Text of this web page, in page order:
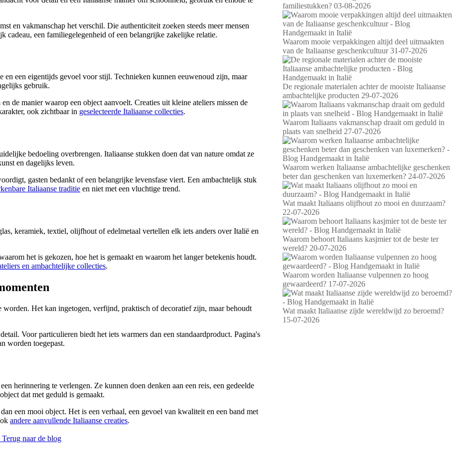
en vakmanschap het verschil. Die authenticiteit zoeken steeds meer mensen
cadeau, een familiegelegenheid of een belangrijke zakelijke relatie.
een eigentijds gevoel voor stijl. Technieken kunnen eeuwenoud zijn, maar
gebruik.
de manier waarop een object aanvoelt. Creaties uit kleine ateliers missen de
ook zichtbaar in geselecteerde Italiaanse collecties.
bedoeling overbrengen. Italiaanse stukken doen dat van nature omdat ze
en dagelijks leven.
gasten bedankt of een belangrijke levensfase viert. Een ambachtelijk stuk
Italiaanse traditie en niet met een vluchtige trend.
keramiek, textiel, olijfhout of edelmetaal vertellen elk iets anders over Italië en
het is gekozen, hoe het is gemaakt en waarom het langer betekenis houdt.
en ambachtelijke collecties.
Het kan ingetogen, verfijnd, praktisch of decoratief zijn, maar behoudt
Voor particulieren biedt het iets warmers dan een standaardproduct. Pagina's
worden toegepast.
herinnering te verlengen. Ze kunnen doen denken aan een reis, een gedeelde
dat met geduld is gemaakt.
een mooi object. Het is een verhaal, een gevoel van kwaliteit en een band met
andere aanvullende Italiaanse creaties.
naar de blog
familiestukken? 03-08-2026
Waarom mooie verpakkingen altijd deel uitmaakten
van de Italiaanse geschenkcultuur 31-07-2026
De regionale materialen achter de mooiste Italiaanse
ambachtelijke producten 29-07-2026
Waarom Italiaans vakmanschap draait om geduld in
plaats van snelheid 27-07-2026
Waarom werken Italiaanse ambachtelijke geschenken
beter dan geschenken van luxemerken? 24-07-2026
Wat maakt Italiaans olijfhout zo mooi en duurzaam?
22-07-2026
Waarom behoort Italiaans kasjmier tot de beste ter
wereld? 20-07-2026
Waarom worden Italiaanse vulpennen zo hoog
gewaardeerd? 17-07-2026
Wat maakt Italiaanse zijde wereldwijd zo beroemd?
15-07-2026